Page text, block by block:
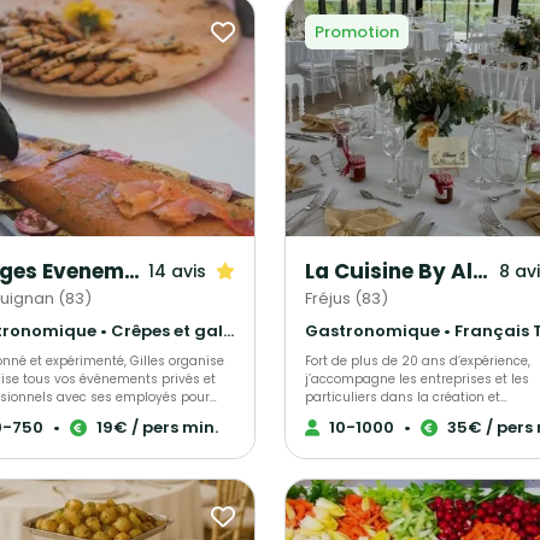
Borges Evenements 14 avis
(83)
Gastronomique • Crêpes et galettes • Cuisine régionale
et expérimenté, Gilles organise
tous vos événements privés et
avec ses employés pour
votre moment unique. Elisabeth ou
accueilleront chaleureusement,
personnalisable afin que votre
soit un succès.
750 • 19€ / pers min.
Promotion
La Cuisine By Alexandre 8
Fréjus (83)
Fort de plus de 20 ans d’expérience,
j’accompagne les entreprises et les
particuliers dans la création et
l’organisation d’événements
professionnels et privés ainsi que de
Cannes, Fréjus, Saint-Raphaël,
Tropez et Sainte-Maxime, à travers
Cuisine By Alexandre Huertas. Je propose
10-1000 • 35€ / pers